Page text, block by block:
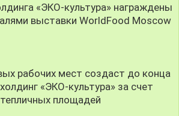
«ЭКО-культура» награждены
выставки WorldFood Moscow
рабочих мест создаст до конца
«ЭКО-культура» за счет
площадей